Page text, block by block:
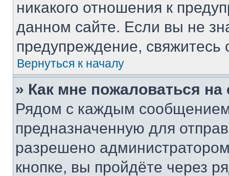
никакого отношения к
данном сайте. Если вы не
предупреждение,
Вернуться к началу
» Как мне пожаловаться
Рядом с каждым сообщением
предназначенную для
разрешено
кнопке, вы пройдёте через